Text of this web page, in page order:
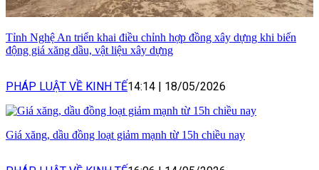
Tỉnh Nghệ An triển khai điều chỉnh hợp đồng xây dựng khi biến
động giá xăng dầu, vật liệu xây dựng
PHÁP LUẬT VỀ KINH TẾ14:14 | 18/05/2026
Giá xăng, dầu đồng loạt giảm mạnh từ 15h chiều nay